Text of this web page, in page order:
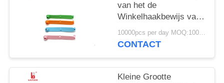
van het de
Winkelhaakbewijs van
Schapenoormerken de
Laseraantal/
10000pcs per day MOQ:1000pcs
CONTACT
Kleine Grootte